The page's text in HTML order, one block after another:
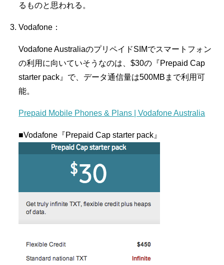
るものと思われる。
Vodafone：
Vodafone AustraliaのプリペイドSIMでスマートフォン
の利用に向いていそうなのは、$30の『Prepaid Cap
starter pack』で、データ通信量は500MBまで利用可
能。
Prepaid Mobile Phones & Plans | Vodafone Australia
■Vodafone『Prepaid Cap starter pack』